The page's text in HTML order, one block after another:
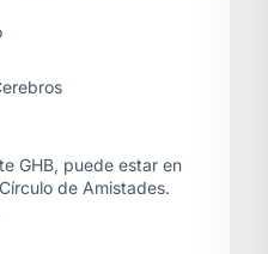
GHB, puede estar en
de Amistades.